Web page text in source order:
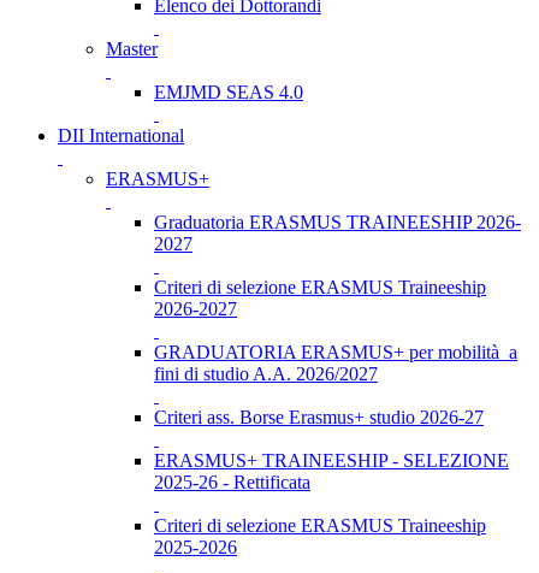
Elenco dei Dottorandi
Master
EMJMD SEAS 4.0
DII International
ERASMUS+
Graduatoria ERASMUS TRAINEESHIP 2026-
2027
Criteri di selezione ERASMUS Traineeship
2026-2027
GRADUATORIA ERASMUS+ per mobilità a
fini di studio A.A. 2026/2027
Criteri ass. Borse Erasmus+ studio 2026-27
ERASMUS+ TRAINEESHIP - SELEZIONE
2025-26 - Rettificata
Criteri di selezione ERASMUS Traineeship
2025-2026